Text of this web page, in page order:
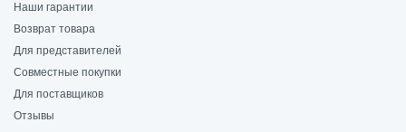
Наши гарантии
Возврат товара
Для представителей
Совместные покупки
Для поставщиков
Отзывы